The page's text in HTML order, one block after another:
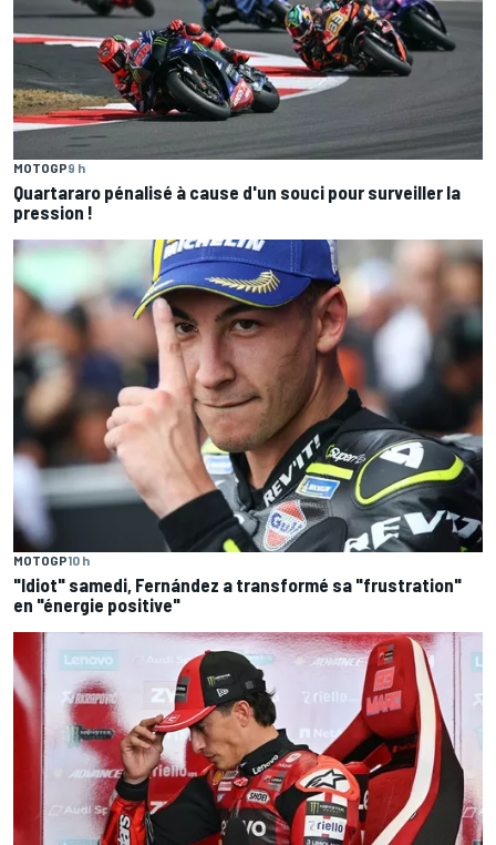
MOTOGP9 h
Quartararo pénalisé à cause d'un souci pour surveiller la
pression !
MOTOGP10 h
"Idiot" samedi, Fernández a transformé sa "frustration"
en "énergie positive"